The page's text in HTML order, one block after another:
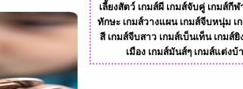
เลี้ยงสัตว์ เกมส์ผี เกมส์จับคู่ เกมส์กีฬ
ทักษะ เกมส์วางแผน เกมส์จีบหนุ่ม เ
สี เกมส์จีบสาว เกมส์เบ็นเท็น เกมส์ยิ
เมือง เกมส์มันส์ๆ เกมส์แต่งบ้